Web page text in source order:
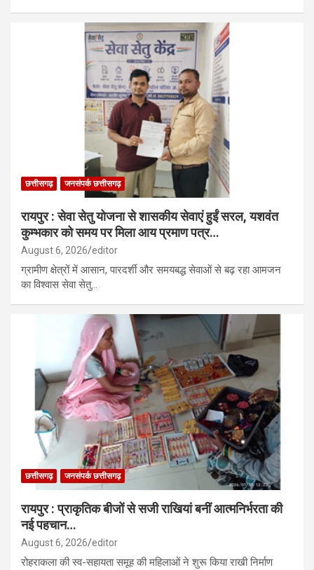
छत्तीसगढ़ जनसंपर्क छत्तीसगढ़
रायपुर : सेवा सेतु योजना से शासकीय सेवाएं हुईं सरल, यशवंत
कुम्भकार को समय पर मिला आय प्रमाण पत्र…
August 6, 2026 editor
ग्रामीण क्षेत्रों में आसान, पारदर्शी और समयबद्ध सेवाओं से बढ़ रहा आमजन
का विश्वास सेवा सेतु…
छत्तीसगढ़ जनसंपर्क छत्तीसगढ़
रायपुर : प्राकृतिक बीजों से सजी राखियां बनीं आत्मनिर्भरता की
नई पहचान…
August 6, 2026 editor
रोहराकला की स्व-सहायता समूह की महिलाओं ने शुरू किया राखी निर्माण